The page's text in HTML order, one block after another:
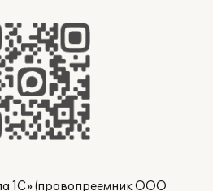
1С» (правопреемник ООО